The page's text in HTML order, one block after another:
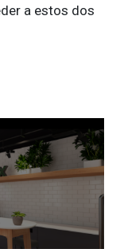
a estos dos